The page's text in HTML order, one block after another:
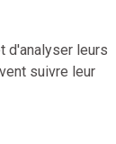
d'analyser leurs
suivre leur